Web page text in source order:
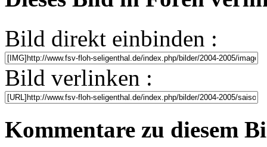
Bild direkt einbinden :
Bild verlinken :
Kommentare zu diesem